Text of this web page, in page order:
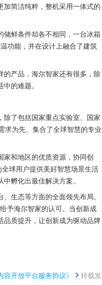
简洁纯粹，整机采用一体式的
储鲜条件却各不相同，一台冰箱
功能，并在设计上融合了建筑
产品，海尔智家还有很多，除
的难题。
了包括国家重点实验室、国家
求为先、集合了全球智慧的专业
和地区的优质资源，协同创
球用户提供美好智慧场景生活
孵化出最佳解决方案。
生态等方面的全面领先布局。
予海尔智家的认可。当创新成
品质提升，让创新成为驱动品牌
容开放平台服务协议》
转载发